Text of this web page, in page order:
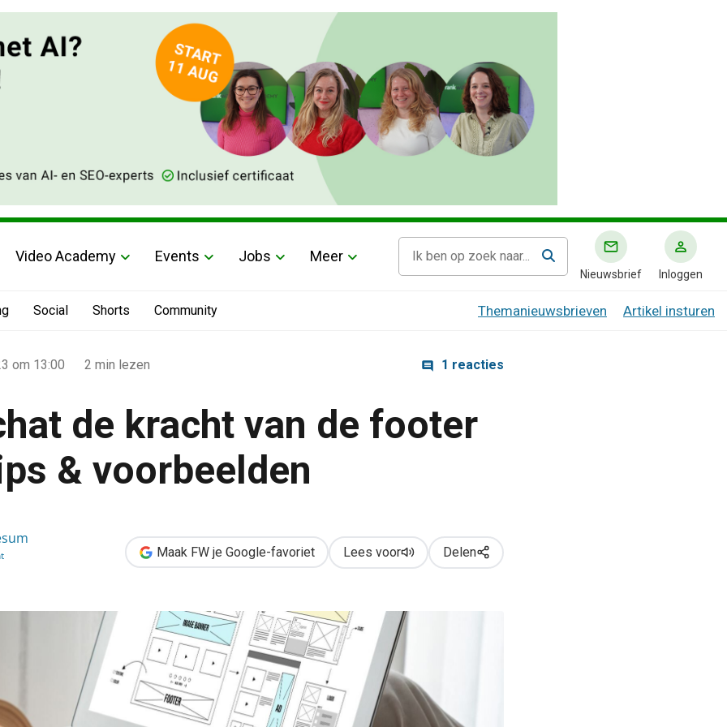
Video Academy Events Jobs Meer
Nieuwsbrief Inloggen
Social Shorts Community Themanieuwsbrieven Artikel insturen
om 13:00 2 min lezen 1 reacties
de kracht van de footer
& voorbeelden
Maak FW je Google-favoriet Lees voor Delen